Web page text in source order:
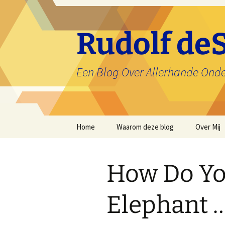
inhoud
Rudolf
Een Blog Over Allerhande
Home Waarom deze blog Over Mij
How Do
Elephant